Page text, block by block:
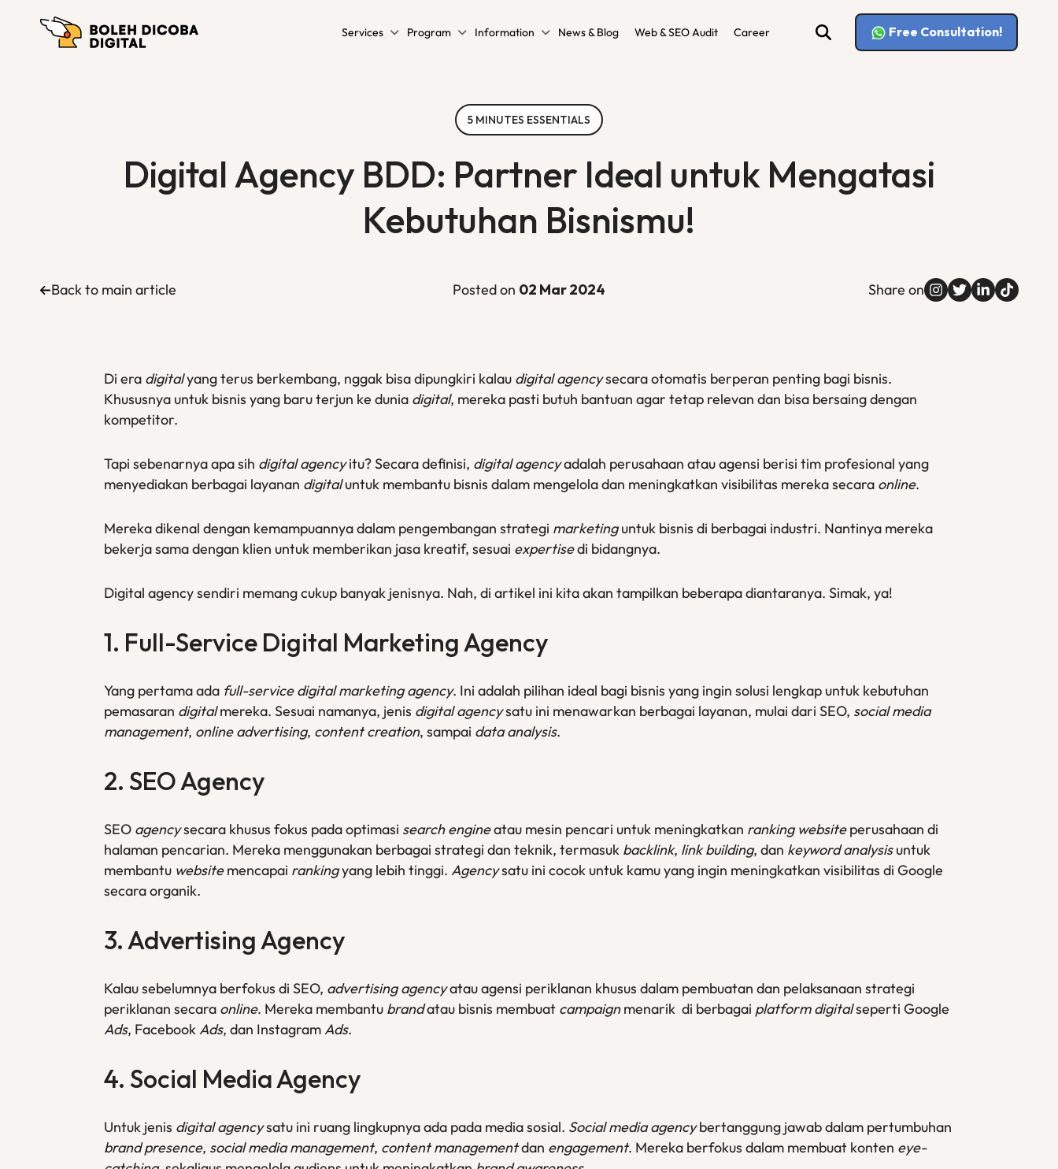
Services Program Information News & Blog Web & SEO Audit Career Free Consultation!
5 MINUTES ESSENTIALS
Digital Agency BDD: Partner Ideal untuk Mengatasi
Kebutuhan Bisnismu!
Back to main article Posted on 02 Mar 2024 Share on
Di era digitalyang terus berkembang, nggak bisa dipungkiri kalau digital agencysecara otomatis berperan penting bagi bisnis.
Khususnya untuk bisnis yang baru terjun ke dunia digital, mereka pasti butuh bantuan agar tetap relevan dan bisa bersaing dengan
kompetitor.
Tapi sebenarnya apa sih digital agencyitu? Secara definisi, digital agencyadalah perusahaan atau agensi berisi tim profesional yang
menyediakan berbagai layanan digitaluntuk membantu bisnis dalam mengelola dan meningkatkan visibilitas mereka secara online.
Mereka dikenal dengan kemampuannya dalam pengembangan strategi marketinguntuk bisnis di berbagai industri. Nantinya mereka
bekerja sama dengan klien untuk memberikan jasa kreatif, sesuai expertisedi bidangnya.
Digital agency sendiri memang cukup banyak jenisnya. Nah, di artikel ini kita akan tampilkan beberapa diantaranya. Simak, ya!
1. Full-Service Digital Marketing Agency
Yang pertama ada full-service digital marketing agency. Ini adalah pilihan ideal bagi bisnis yang ingin solusi lengkap untuk kebutuhan
pemasaran digitalmereka. Sesuai namanya, jenis digital agencysatu ini menawarkan berbagai layanan, mulai dari SEO, social media
management, online advertising, content creation, sampai data analysis.
2. SEO Agency
SEO agencysecara khusus fokus pada optimasi search engineatau mesin pencari untuk meningkatkan ranking websiteperusahaan di
halaman pencarian. Mereka menggunakan berbagai strategi dan teknik, termasuk backlink, link building, dan keyword analysisuntuk
membantu websitemencapai rankingyang lebih tinggi. Agencysatu ini cocok untuk kamu yang ingin meningkatkan visibilitas di Google
secara organik.
3. Advertising Agency
Kalau sebelumnya berfokus di SEO, advertising agencyatau agensi periklanan khusus dalam pembuatan dan pelaksanaan strategi
periklanan secara online. Mereka membantu brandatau bisnis membuat campaignmenarik di berbagai platform digitalseperti Google
Ads, FacebookAds, dan InstagramAds.
4. Social Media Agency
Untuk jenis digital agencysatu ini ruang lingkupnya ada pada media sosial. Social media agencybertanggung jawab dalam pertumbuhan
brand presence, social media management, content managementdan engagement. Mereka berfokus dalam membuat konten eye-